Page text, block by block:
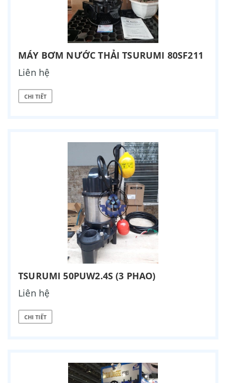
MÁY BƠM NƯỚC THẢI TSURUMI 80SF211
Liên hệ
CHI TIẾT
TSURUMI 50PUW2.4S (3 PHAO)
Liên hệ
CHI TIẾT